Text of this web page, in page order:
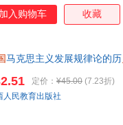
记》所记载的各类建筑进
加入购物车 收藏
马克思主义发展规律论的历
定价： ¥45.00 (7.23折)
人民教育出版社